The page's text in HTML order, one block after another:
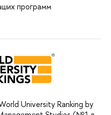
программ
University Ranking by